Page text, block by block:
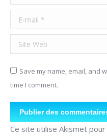
E-mail *
Site Web
Save my name, email, and
time I comment.
Publier des
Ce site utilise Akismet